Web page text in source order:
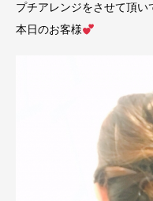
プチアレンジをさせて頂い
本日のお客様